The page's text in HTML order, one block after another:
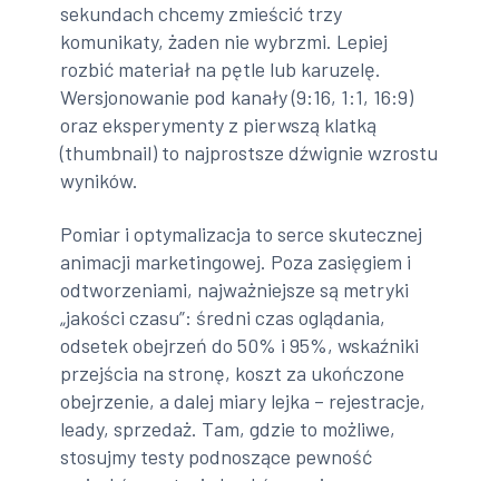
sekundach chcemy zmieścić trzy
komunikaty, żaden nie wybrzmi. Lepiej
rozbić materiał na pętle lub karuzelę.
Wersjonowanie pod kanały (9:16, 1:1, 16:9)
oraz eksperymenty z pierwszą klatką
(thumbnail) to najprostsze dźwignie wzrostu
wyników.
Pomiar i optymalizacja to serce skutecznej
animacji marketingowej. Poza zasięgiem i
odtworzeniami, najważniejsze są metryki
„jakości czasu”: średni czas oglądania,
odsetek obejrzeń do 50% i 95%, wskaźniki
przejścia na stronę, koszt za ukończone
obejrzenie, a dalej miary lejka – rejestracje,
leady, sprzedaż. Tam, gdzie to możliwe,
stosujmy testy podnoszące pewność